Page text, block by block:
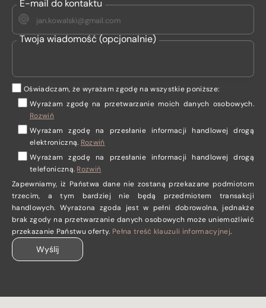
E-mail do kontaktu
Twoja wiadomość (opcjonalnie)
Oświadczam, że wyrażam zgodę na wszystkie poniższe:
Wyrażam zgodę na przetwarzanie moich danych osobowych.
Rozwiń
Wyrażam zgodęna przesłanie informacji handlowej drogą
elektroniczną. Rozwiń
Wyrażam zgodęna przesłanie informacji handlowej drogą
telefoniczną. Rozwiń
Zapewniamy, iż Państwa dane nie zostaną przekazane podmiotom
trzecim, a tym bardziej nie będą przedmiotem transakcji
handlowych. Wyrażona zgoda jest w pełni dobrowolna, jednakże
brak zgody na przetwarzanie danych osobowych może uniemożliwić
przekazanie Państwu oferty. Pełna treść klauzuli informacyjnej.